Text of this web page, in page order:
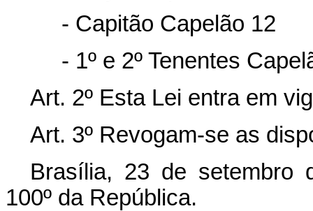
- Capitão Capelão 12
- 1º e 2º Tenentes
Art. 2º Esta Lei entra em
Art. 3º Revogam-se as
Brasília, 23 de setembro
100º da República.